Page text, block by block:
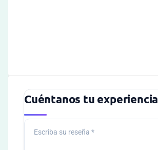
Cuéntanos tu experiencia